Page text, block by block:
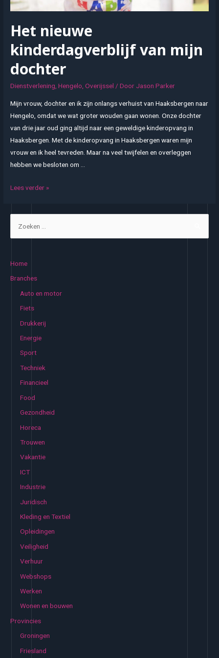
Het nieuwe
kinderdagverblijf van mijn
dochter
Dienstverlening ,Hengelo ,Overijssel / Door Jason Parker
Mijn vrouw, dochter en ik zijn onlangs verhuist van Haaksbergen naar
Hengelo, omdat we wat groter wouden gaan wonen. Onze dochter
van drie jaar oud ging altijd naar een geweldige kinderopvang in
Haaksbergen. Met de kinderopvang in Haaksbergen waren mijn
vrouw en ik heel tevreden. Maar na veel twijfelen en overleggen
hebben we besloten om …
Het
van
Lees verder »
Home
Branches
Auto en motor
Fiets
Drukkerij
Energie
Sport
Techniek
Financieel
Food
Gezondheid
Horeca
Trouwen
Vakantie
ICT
Industrie
Juridisch
Kleding en Textiel
Opleidingen
Veiligheid
Verhuur
Webshops
Werken
Wonen en bouwen
Provincies
Groningen
Friesland